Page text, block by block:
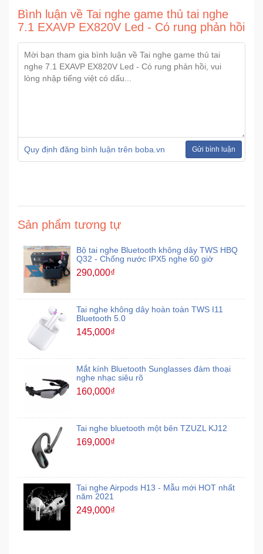
công
Giải
Voucher
Bình luận về Tai nghe game thủ tai nghe
7.1 EXAVP EX820V Led - Có rung phản hồi
Quy định đăng bình luận trên boba.vn Gửi bình luận
Sản phẩm tương tự
Bộ tai nghe Bluetooth không dây TWS HBQ
Q32 - Chống nước IPX5 nghe 60 giờ
290,000₫
Tai nghe không dây hoàn toàn TWS I11
Bluetooth 5.0
145,000₫
Mắt kính Bluetooth Sunglasses đàm thoại
nghe nhạc siêu rõ
160,000₫
Tai nghe bluetooth một bên TZUZL KJ12
169,000₫
Tai nghe Airpods H13 - Mẫu mới HOT nhất
năm 2021
249,000₫